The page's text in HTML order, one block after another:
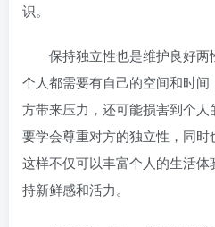
识。
保持独立性也是维护良好两
个人都需要有自己的空间和时
方带来压力，还可能损害到个
要学会尊重对方的独立性，同时
这样不仅可以丰富个人的生活
持新鲜感和活力。